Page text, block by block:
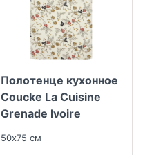
Полотенце кухонное
Coucke La Cuisine
Grenade Ivoire
50х75 см